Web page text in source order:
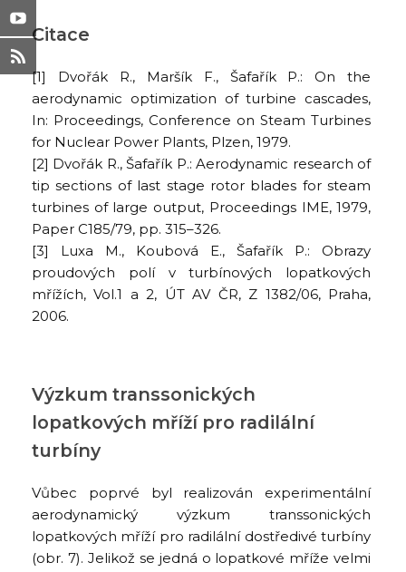
Citace
[1] Dvořák R., Maršík F., Šafařík P.: On the
aerodynamic optimization of turbine cascades,
In: Proceedings, Conference on Steam Turbines
for Nuclear Power Plants, Plzen, 1979.
[2] Dvořák R., Šafařík P.: Aerodynamic research of
tip sections of last stage rotor blades for steam
turbines of large output, Proceedings IME, 1979,
Paper C185/79, pp. 315–326.
[3] Luxa M., Koubová E., Šafařík P.: Obrazy
proudových polí v turbínových lopatkových
mřížích, Vol.1 a 2, ÚT AV ČR, Z 1382/06, Praha,
2006.
Výzkum transsonických
lopatkových mříží pro radilální
turbíny
Vůbec poprvé byl realizován experimentální
aerodynamický výzkum transsonických
lopatkových mříží pro radilální dostředivé turbíny
(obr. 7). Jelikož se jedná o lopatkové mříže velmi